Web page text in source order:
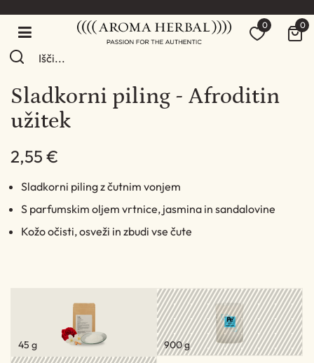
0 0
Sladkorni piling - Afroditin
užitek
2,55 €
Sladkorni piling z čutnim vonjem
S parfumskim oljem vrtnice, jasmina in sandalovine
Kožo očisti, osveži in zbudi vse čute
45 g 900 g